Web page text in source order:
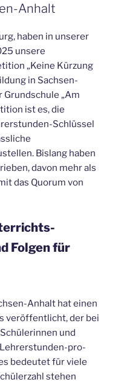
Anhalt
haben in unserer
unsere
„Keine Kürzung
in Sachsen-
„Am
ist es, die
Schlüssel
Bislang haben
davon mehr als
das Quorum von
Folgen für
Anhalt hat einen
veröffentlicht, der bei
und
pro-
bedeutet für viele
stehen